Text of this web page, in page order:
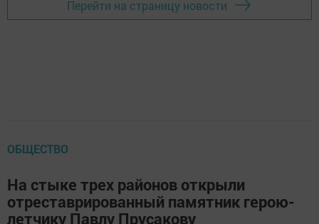
Перейти на страницу новости
ОБЩЕСТВО
На стыке трех районов открыли
отреставрированный памятник герою-
летчику Павлу Прусакову